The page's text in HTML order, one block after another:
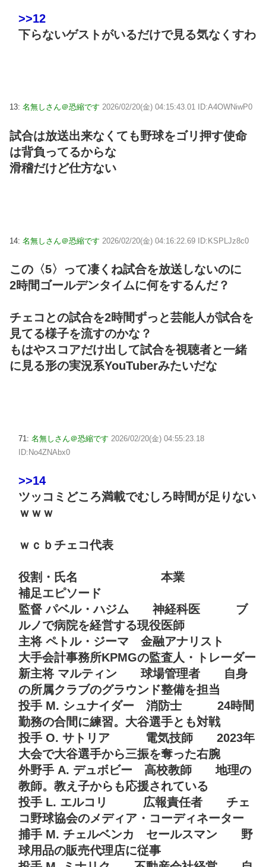
>>12
下らないゲストがいるだけで見る気なくすわ
13: 名無しさん＠恐縮です 2026/02/20(金) 04:15:43.01 ID:A4OWNiwP0
試合は放送出来なくても野球をゴリ押す使命
は背負ってるからな
滑稽だけど仕方ない
14: 名無しさん＠恐縮です 2026/02/20(金) 04:16:22.69 ID:KSPLJz8c0
この〈5〉って凄くね試合を放送しないのに
2時間ゴールデンタイムに何をするんだ？
チェコとの試合を2時間ずっと芸能人が試合を
見てる様子を流すのかな？
もはやスコアだけ出して試合を視聴者と一緒
に見る形の実況系YouTuberみたいだな
71: 名無しさん＠恐縮です 2026/02/20(金) 04:55:23.18
ID:No4ZNAbx0
>>14
ツッコミどころ満載でむしろ時間が足りない
ｗｗｗ
ｗｃｂチェコ代表
役割・氏名 本業
補足エピソード
監督 パベル・ハジム 神経科医 ブ
ルノで病院を経営する現役医師
主将 ペトル・ジーマ 金融アナリスト
大手会計事務所KPMGの監査人・トレーダー
新主将 マルティン 球場管理者 自身
の所属クラブのグラウンド整備を担当
投手 M. シュナイダー 消防士 24時間
勤務の合間に練習。大谷選手とも対戦
投手 O. サトリア 電気技師 2023年
大会で大谷選手から三振を奪った右腕
外野手 A. デュボビー 高校教師 地理の
教師。教え子からも応援されている
投手 L. エルコリ 広報責任者 チェ
コ野球協会のメディア・コーディネーター
捕手 M. チェルベンカ セールスマン 野
球用品の販売代理店に従事